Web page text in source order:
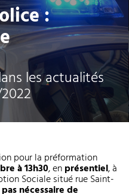
:
lesactualités
pour la préformation
à 13h30, enprésentiel, à
Sociale situé rue Saint-
pas nécessaire de